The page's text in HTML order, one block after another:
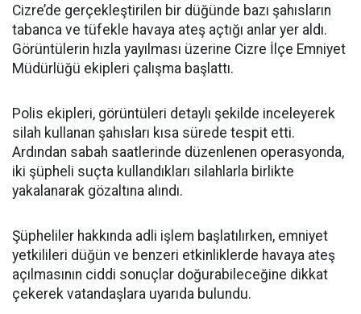
Cizre’de gerçekleştirilen bir düğünde bazı şahısların
tabanca ve tüfekle havaya ateş açtığı anlar yer aldı.
Görüntülerin hızla yayılması üzerine Cizre İlçe Emniyet
Müdürlüğü ekipleri çalışma başlattı.
Polis ekipleri, görüntüleri detaylı şekilde inceleyerek
silah kullanan şahısları kısa sürede tespit etti.
Ardından sabah saatlerinde düzenlenen operasyonda,
iki şüpheli suçta kullandıkları silahlarla birlikte
yakalanarak gözaltına alındı.
Şüpheliler hakkında adli işlem başlatılırken, emniyet
yetkilileri düğün ve benzeri etkinliklerde havaya ateş
açılmasının ciddi sonuçlar doğurabileceğine dikkat
çekerek vatandaşlara uyarıda bulundu.